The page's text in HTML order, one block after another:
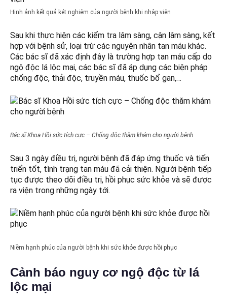
Hinh ảnh kết quả két nghiệm của người bệnh khi nhập viện
Sau khi thực hiện các kiểm tra lâm sàng, cận lâm sàng, kết
hợp với bệnh sử, loại trừ các nguyên nhân tan máu khác.
Các bác sĩ đã xác định đây là trường hợp tan máu cấp do
ngộ độc lá lộc mại, các bác sĩ đã áp dụng các biện pháp
chống độc, thải độc, truyền máu, thuốc bổ gan,…
Bác sĩ Khoa Hồi sức tích cực – Chống độc thăm khám cho người bệnh
Sau 3 ngày điều trị, người bệnh đã đáp ứng thuốc và tiến
triển tốt, tình trạng tan máu đã cải thiện. Người bệnh tiếp
tục được theo dõi điều trị, hồi phục sức khỏe và sẽ được
ra viện trong những ngày tới.
Niềm hạnh phúc của người bệnh khi sức khỏe được hồi phục
Cảnh báo nguy cơ ngộ độc từ lá
lộc mại